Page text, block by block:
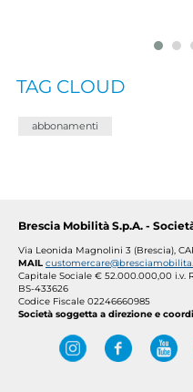
TAG CLOUD
abbonamenti
Brescia Mobilità S.p.A. -
Via Leonida Magnolini 3 (Brescia),
MAIL
Capitale Sociale € 52.000.000,00 i.v.
BS-433626
Codice Fiscale 02246660985
Società soggetta a direzione e